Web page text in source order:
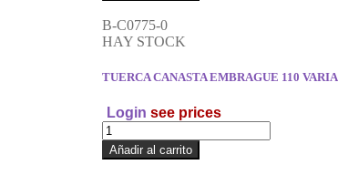
B-C0775-0
HAY STOCK
TUERCA CANASTA EMBRAGUE 110
Login see prices
Añadir al carrito